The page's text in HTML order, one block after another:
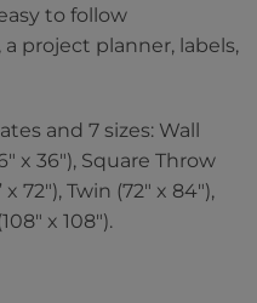
to follow
project planner, labels,
and 7 sizes: Wall
x 36″), Square Throw
72″), Twin (72″ x 84″),
x 108″).